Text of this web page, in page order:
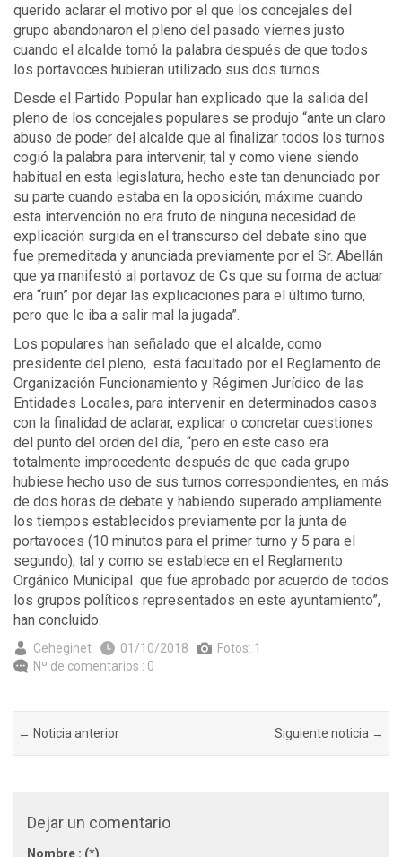
querido aclarar el motivo por el que los concejales del
grupo abandonaron el pleno del pasado viernes justo
cuando el alcalde tomó la palabra después de que todos
los portavoces hubieran utilizado sus dos turnos.
Desde el Partido Popular han explicado que la salida del
pleno de los concejales populares se produjo “ante un claro
abuso de poder del alcalde que al finalizar todos los turnos
cogió la palabra para intervenir, tal y como viene siendo
habitual en esta legislatura, hecho este tan denunciado por
su parte cuando estaba en la oposición, máxime cuando
esta intervención no era fruto de ninguna necesidad de
explicación surgida en el transcurso del debate sino que
fue premeditada y anunciada previamente por el Sr. Abellán
que ya manifestó al portavoz de Cs que su forma de actuar
era “ruin” por dejar las explicaciones para el último turno,
pero que le iba a salir mal la jugada”.
Los populares han señalado que el alcalde, como
presidente del pleno, está facultado por el Reglamento de
Organización Funcionamiento y Régimen Jurídico de las
Entidades Locales, para intervenir en determinados casos
con la finalidad de aclarar, explicar o concretar cuestiones
del punto del orden del día, “pero en este caso era
totalmente improcedente después de que cada grupo
hubiese hecho uso de sus turnos correspondientes, en más
de dos horas de debate y habiendo superado ampliamente
los tiempos establecidos previamente por la junta de
portavoces (10 minutos para el primer turno y 5 para el
segundo), tal y como se establece en el Reglamento
Orgánico Municipal que fue aprobado por acuerdo de todos
los grupos políticos representados en este ayuntamiento”,
han concluido.
Ceheginet 01/10/2018
Fotos: 1
Nº de comentarios : 0
← Noticia anterior Siguiente noticia →
Dejar un comentario
Nombre : (*)